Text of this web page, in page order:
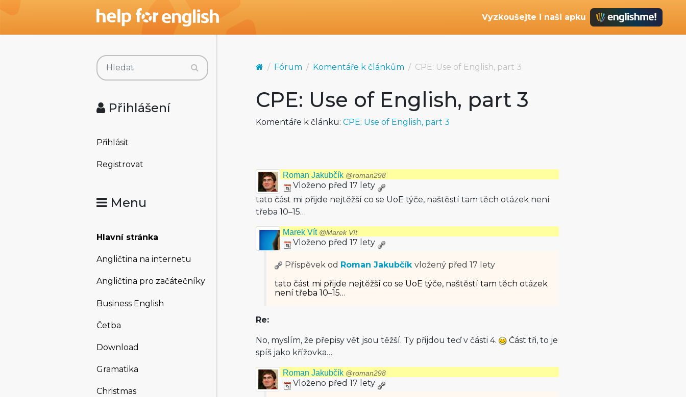
Vyzkoušejte i naši apku
Přihlášení
Přihlásit
Registrovat
Menu
Hlavní stránka
Angličtina na internetu
Angličtina pro začátečníky
Business English
Četba
Download
Gramatika
Christmas
Fórum Komentáře k článkům CPE: Use of English, part 3
CPE: Use of English, part 3
Komentáře k článku: CPE: Use of English, part 3
Roman Jakubčík @roman298
Vloženo před 17 lety
tato část mi přijde nejtěžší co se UoE týče, naštěstí tam těch otázek není
třeba 10–15…
Marek Vít @Marek Vít
Vloženo před 17 lety
Příspěvek od Roman Jakubčík vložený před 17 lety
tato část mi přijde nejtěžší co se UoE týče, naštěstí tam těch otázek
není třeba 10–15…
Re:
No, myslím, že přepisy vět jsou těžší. Ty přijdou teď v části 4.
Část tři, to je
spíš jako křížovka…
Roman Jakubčík @roman298
Vloženo před 17 lety